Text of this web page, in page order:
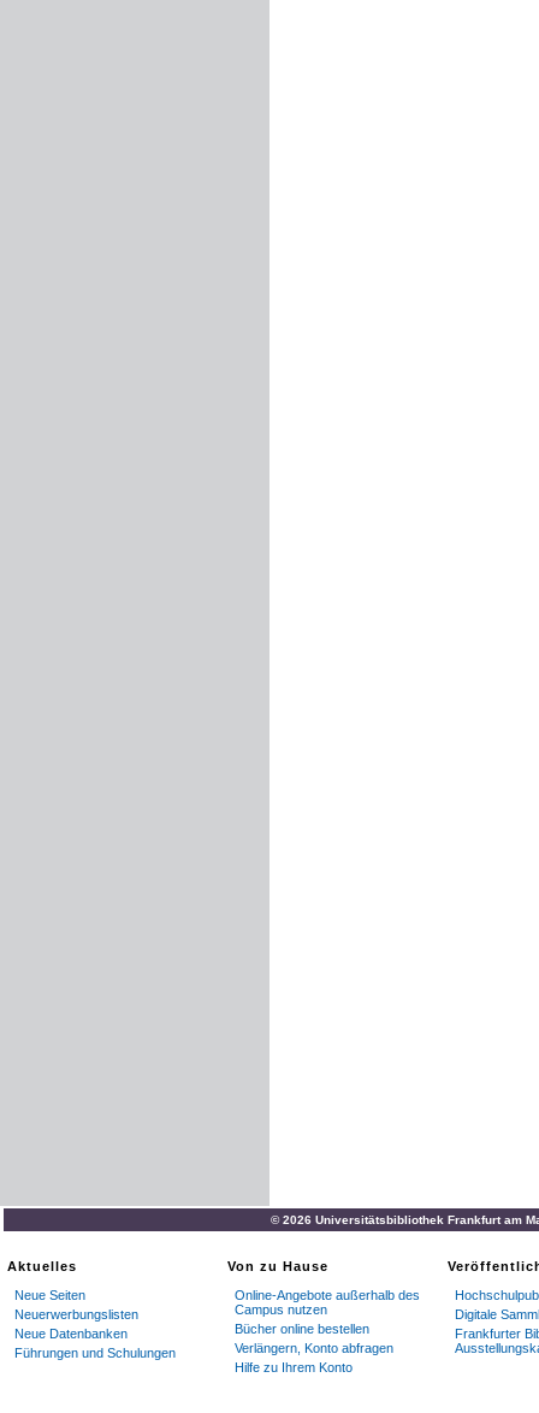
© 2026 Universitätsbibliothek Frankfurt am
Aktuelles
Neue Seiten
Neuerwerbungslisten
Neue Datenbanken
Führungen und Schulungen
Von zu Hause
Online-Angebote außerhalb des
Campus nutzen
Bücher online bestellen
Verlängern, Konto abfragen
Hilfe zu Ihrem Konto
Digitale
Frankfurter